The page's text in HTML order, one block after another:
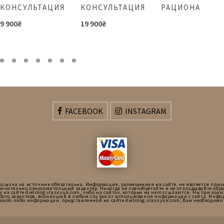
КОНСУЛЬТАЦИЯ
9 900₴
КОНСУЛЬТАЦИЯ
19 900₴
РАЦИОНА
FACEBOOK INSTAGRAM
на источник обязательна. Информация, размещенная на сайте, не является
ознакомительный характер. Никогда не пренебрегайте и не откладывайте
dietolog.vlasnyuk.com, либо на сайтах, которые на него ссылаются. Ни при
характера, возникший в любом случае от использования информации с сайта.
либо информации, представленной на сайте dietolog.vlasnyuk.com, Вам